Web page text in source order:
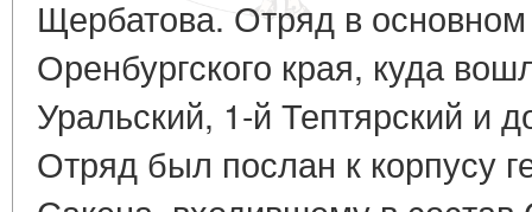
Щербатова. Отряд в основном
Оренбургского края, куда
Уральский, 1-й Тептярский и
Отряд был послан к корпусу